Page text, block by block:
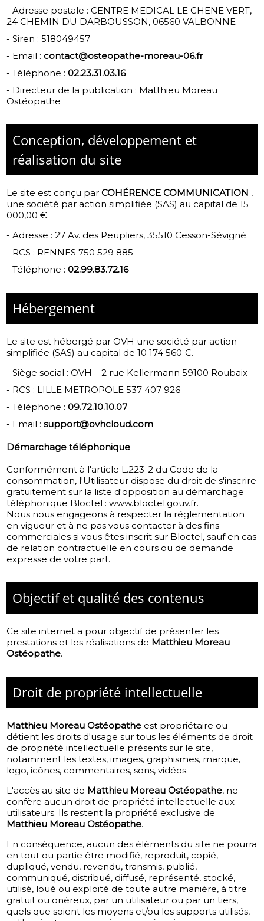
- Adresse postale :CENTRE MEDICAL LE CHENE VERT,
24 CHEMIN DU DARBOUSSON, 06560 VALBONNE
- Siren :518049457
- Email : contact@osteopathe-moreau-06.fr
- Téléphone :02.23.31.03.16
- Directeur de la publication : Matthieu Moreau
Ostéopathe
Conception, développement et
réalisation du site
Le site est conçu parCOHÉRENCE COMMUNICATION ,
une société par action simplifiée (SAS) au capital de 15
000,00 €.
-Adresse : 27 Av. des Peupliers, 35510 Cesson-Sévigné
- RCS : RENNES 750 529 885
- Téléphone :02.99.83.72.16
Hébergement
Le site est hébergé parOVH une société par action
simplifiée (SAS) au capital de 10 174 560 €.
-Siège social : OVH – 2 rue Kellermann 59100 Roubaix
- RCS : LILLE METROPOLE 537 407 926
- Téléphone :09.72.10.10.07
- Email :support@ovhcloud.com
Démarchage téléphonique
Conformément à l'article L.223-2 du Code de la
consommation, l'Utilisateur dispose du droit de s'inscrire
gratuitement sur la liste d'opposition au démarchage
téléphonique Bloctel :www.bloctel.gouv.fr.
Nous nous engageons à respecter la réglementation
en vigueur et à ne pas vous contacter à des fins
commerciales si vous êtes inscrit sur Bloctel, sauf en cas
de relation contractuelle en cours ou de demande
expresse de votre part.
Objectif et qualité des contenus
Ce site internet a pour objectif de présenter les
prestations et les réalisations de Matthieu Moreau
Ostéopathe.
Droit de propriété intellectuelle
Matthieu Moreau Ostéopathe est propriétaire ou
détient les droits d'usage sur tous les éléments de droit
de propriété intellectuelle présents sur le site,
notamment les textes, images, graphismes, marque,
logo, icônes, commentaires, sons, vidéos.
L'accès au site de Matthieu Moreau Ostéopathe, ne
confère aucun droit de propriété intellectuelle aux
utilisateurs. Ils restent la propriété exclusive de
Matthieu Moreau Ostéopathe.
En conséquence, aucun des éléments du site ne pourra
en tout ou partie être modifié, reproduit, copié,
dupliqué, vendu, revendu, transmis, publié,
communiqué, distribué, diffusé, représenté, stocké,
utilisé, loué ou exploité de toute autre manière, à titre
gratuit ou onéreux, par un utilisateur ou par un tiers,
quels que soient les moyens et/ou les supports utilisés,